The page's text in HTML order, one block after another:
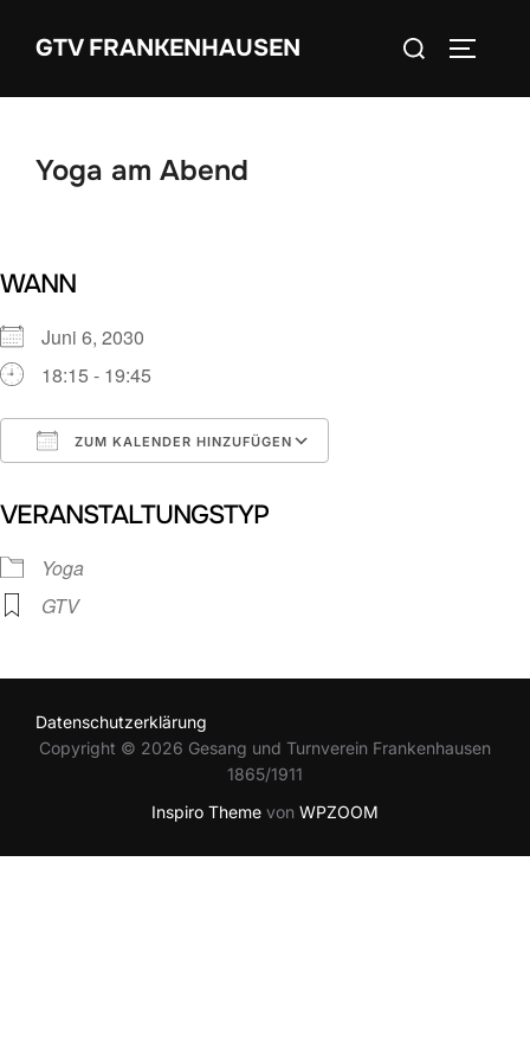
InhaltGTV FRANKENHAUSEN
Suchen
Yoga am Abend
WANN
Juni 6, 2030
18:15 - 19:45
ZUM KALENDER HINZUFÜGEN
VERANSTALTUNGSTYP
Yoga
GTV
Datenschutzerklärung
Copyright © 2026 Gesang und Turnverein Frankenhausen
1865/1911
Inspiro Theme von WPZOOM